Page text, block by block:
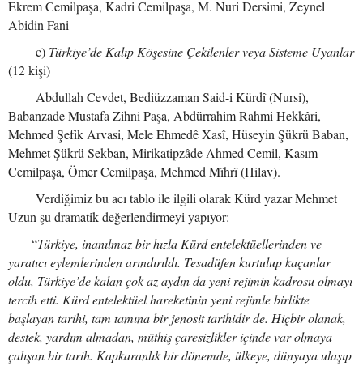
Ekrem Cemilpaşa, Kadri Cemilpaşa, M. Nuri Dersimi, Zeynel
Abidin Fani
c) Türkiye’de Kalıp Köşesine Çekilenler veya Sisteme Uyanlar
(12 kişi)
Abdullah Cevdet, Bediüzzaman Said-i Kürdî (Nursi),
Babanzade Mustafa Zihni Paşa, Abdürrahim Rahmi Hekkâri,
Mehmed Şefik Arvasi, Mele Ehmedê Xasî, Hüseyin Şükrü Baban,
Mehmet Şükrü Sekban, Mirikatipzâde Ahmed Cemil, Kasım
Cemilpaşa, Ömer Cemilpaşa, Mehmed Mîhrî (Hilav).
Verdiğimiz bu acı tablo ile ilgili olarak Kürd yazar Mehmet
Uzun şu dramatik değerlendirmeyi yapıyor:
“Türkiye, inanılmaz bir hızla Kürd entelektüellerinden ve
yaratıcı eylemlerinden arındırıldı. Tesadüfen kurtulup kaçanlar
oldu, Türkiye’de kalan çok az aydın da yeni rejimin kadrosu olmayı
tercih etti. Kürd entelektüel hareketinin yeni rejimle birlikte
başlayan tarihi, tam tamına bir jenosit tarihidir de. Hiçbir olanak,
destek, yardım almadan, müthiş çaresizlikler içinde var olmaya
çalışan bir tarih. Kapkaranlık bir dönemde, ülkeye, dünyaya ulaşıp